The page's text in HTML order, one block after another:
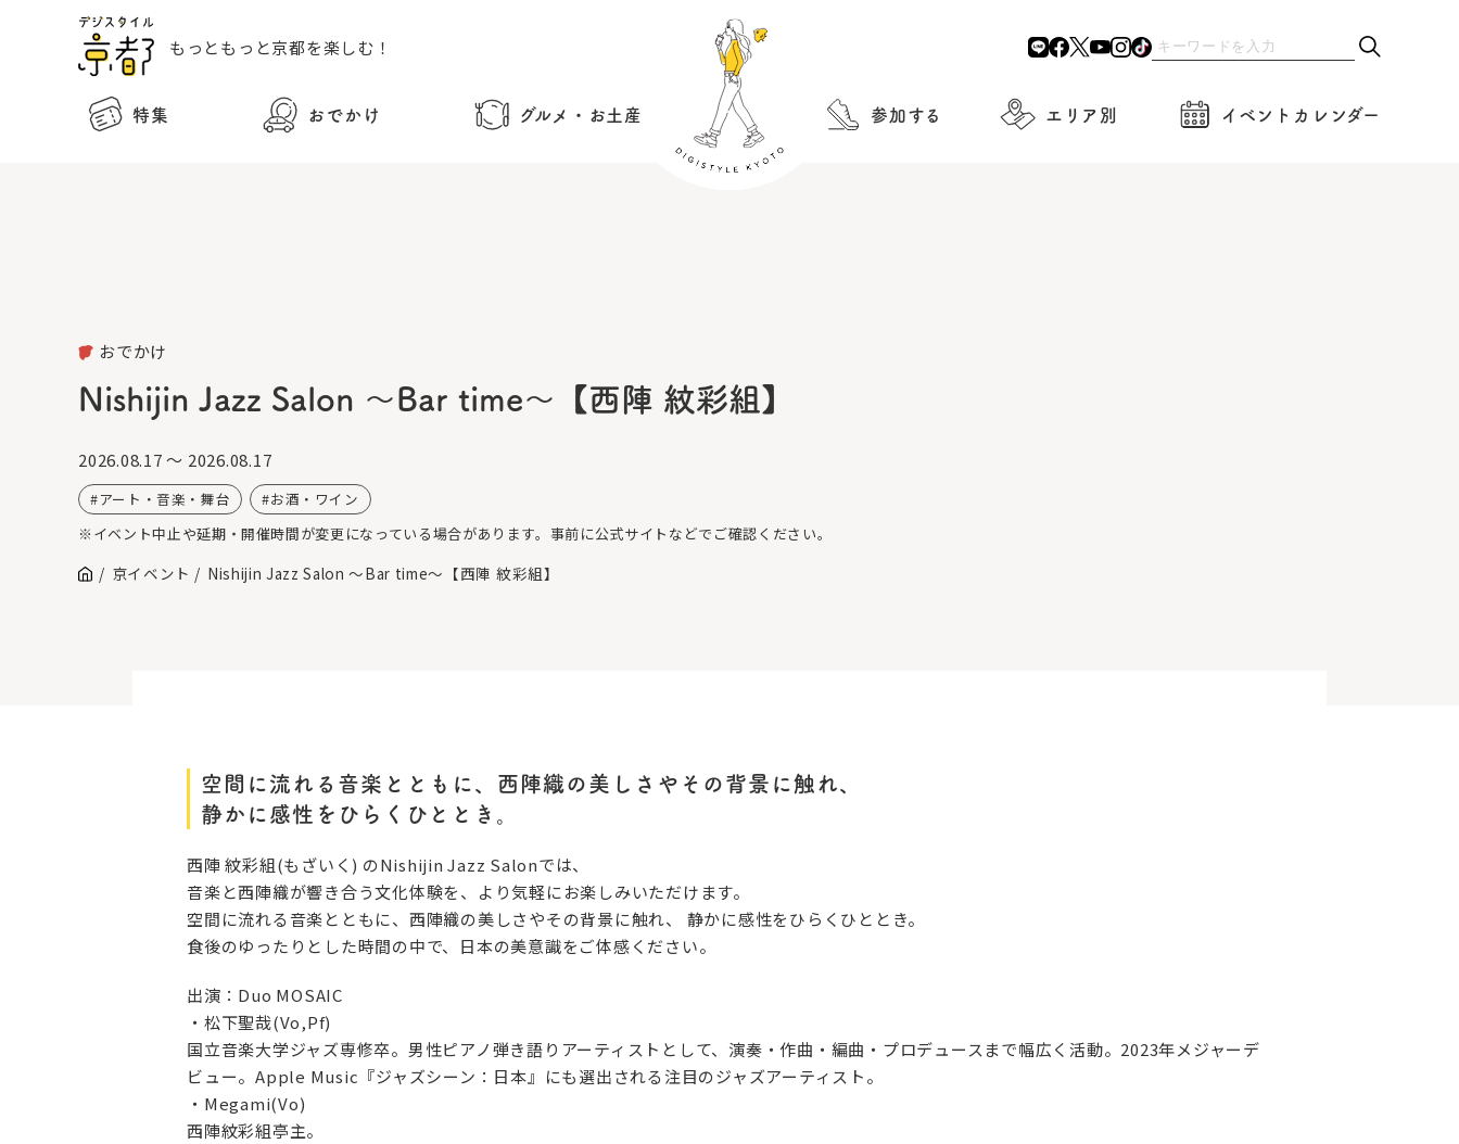
もっともっと京都を楽しむ！
特集 おでかけ グルメ・お土産 参加する エリア別 イベントカレンダー
おでかけ
Nishijin Jazz Salon ～Bar time～【西陣 紋彩組】
2026.08.17 ～ 2026.08.17
アート・音楽・舞台
お酒・ワイン
※イベント中止や延期・開催時間が変更になっている場合があります。事前に公式サイトなどでご確認ください。
京イベント Nishijin Jazz Salon ～Bar time～【西陣 紋彩組】
空間に流れる音楽とともに、西陣織の美しさやその背景に触れ、
静かに感性をひらくひととき。
西陣 紋彩組(もざいく) のNishijin Jazz Salonでは、
音楽と西陣織が響き合う文化体験を、より気軽にお楽しみいただけます。
空間に流れる音楽とともに、西陣織の美しさやその背景に触れ、 静かに感性をひらくひととき。
食後のゆったりとした時間の中で、日本の美意識をご体感ください。
出演：Duo MOSAIC
・松下聖哉(Vo,Pf)
国立音楽大学ジャズ専修卒。男性ピアノ弾き語りアーティストとして、演奏・作曲・編曲・プロデュースまで幅広く活動。2023年メジャーデ
ビュー。Apple Music『ジャズシーン：日本』にも選出される注目のジャズアーティスト。
・Megami(Vo)
西陣紋彩組亭主。